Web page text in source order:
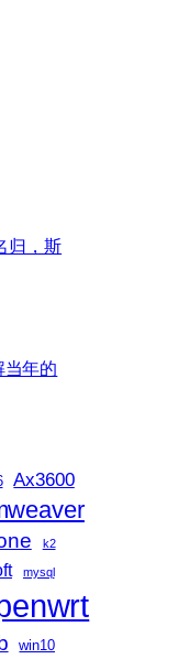
归，斯
年的
Ax3600
k2
mysql
win10